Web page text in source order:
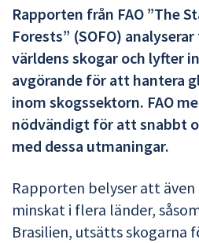
Rapporten från FAO ”The
Forests” (SOFO)
världens skogar och lyfter
avgörande för att hantera
inom skogssektorn. FAO
nödvändigt för att snabbt
med dessa utmaningar.
Rapporten belyser att
minskat i flera länder,
Brasilien, utsätts skogarna